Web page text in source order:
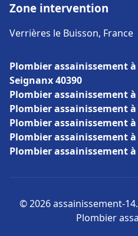
Zone intervention
Verrières le Buisson, France
Plombier assainissement
Seignanx 40390
Plombier assainissement à
Plombier assainissement à
Plombier assainissement
Plombier assainissement
Plombier assainissement
© 2026 assainissement-
Plombier